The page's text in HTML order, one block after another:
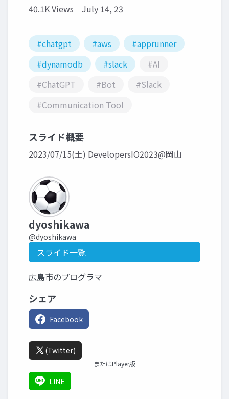
40.1K Views July 14, 23
#chatgpt #aws
#apprunner
#dynamodb
#slack
#AI
#ChatGPT
#Bot
#Slack
#Communication Tool
スライド概要
2023/07/15(土) DevelopersIO2023@岡山
dyoshikawa
@dyoshikawa
スライド一覧
広島市のプログラマ
シェア
Facebook
(Twitter)
またはPlayer版
LINE